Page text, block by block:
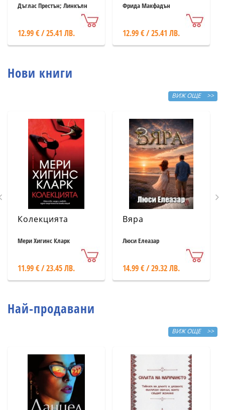
Дъглас Престън; Линкълн
12.99 € / 25.41 ЛВ.
Фрида Макфадън
12.99 € / 25.41 ЛВ.
Нови книги
ВИЖ ОЩЕ >>
Колекцията
Мери Хигинс Кларк
11.99 € / 23.45 ЛВ.
Вяра
Люси Елеазар
14.99 € / 29.32 ЛВ.
Най-продавани
ВИЖ ОЩЕ >>